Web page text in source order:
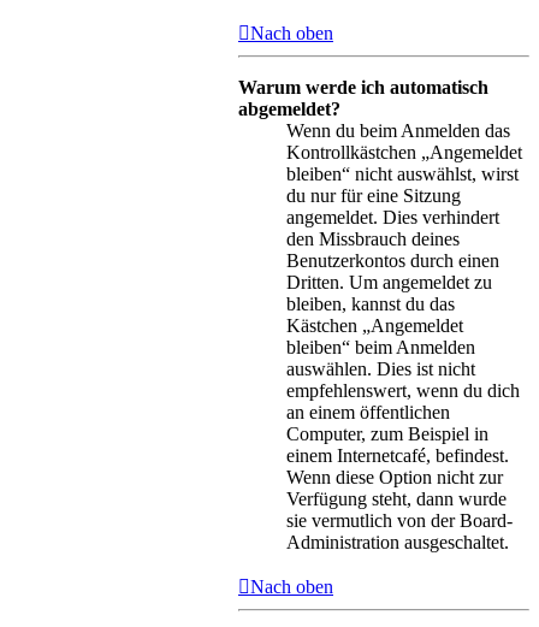
Nach oben
Warum werde ich automatisch
abgemeldet?
Wenn du beim Anmelden das
Kontrollkästchen „Angemeldet
bleiben“ nicht auswählst, wirst
du nur für eine Sitzung
angemeldet. Dies verhindert
den Missbrauch deines
Benutzerkontos durch einen
Dritten. Um angemeldet zu
bleiben, kannst du das
Kästchen „Angemeldet
bleiben“ beim Anmelden
auswählen. Dies ist nicht
empfehlenswert, wenn du dich
an einem öffentlichen
Computer, zum Beispiel in
einem Internetcafé, befindest.
Wenn diese Option nicht zur
Verfügung steht, dann wurde
sie vermutlich von der Board-
Administration ausgeschaltet.
Nach oben